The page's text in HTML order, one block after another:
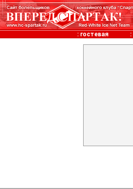
: гостевая :